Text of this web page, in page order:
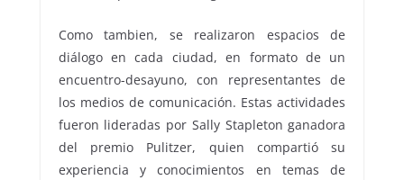
Como tambien, se realizaron espacios de
diálogo en cada ciudad, en formato de un
encuentro-desayuno, con representantes de
los medios de comunicación. Estas actividades
fueron lideradas por Sally Stapleton ganadora
del premio Pulitzer, quien compartió su
experiencia y conocimientos en temas de